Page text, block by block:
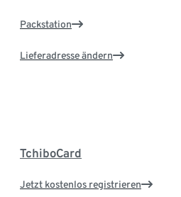
Packstation
Lieferadresse ändern
TchiboCard
Jetzt kostenlos registrieren